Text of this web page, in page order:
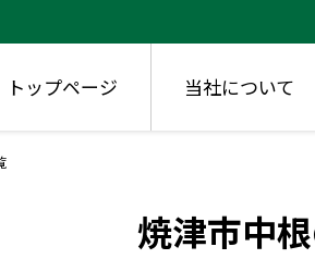
トップページ 当社について
焼津市中